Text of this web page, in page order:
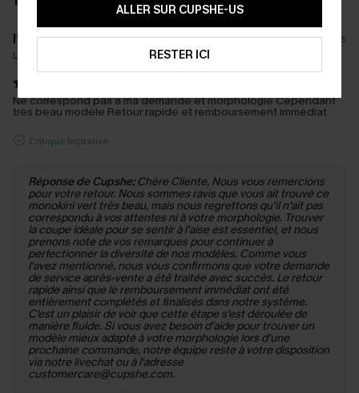
l****
13/06/2026
La taille achetée:
Ne correspond pas à ma demande et morphologie Cependant
très beau modèle Retour rapide et remboursement immédiat
Critique Incitative
Réponse de Cupshe: Chère Cliente, Nous vous remercions
pour votre retour. Nous sommes ravis que vous ait trouvé ce
monokini vert très beau, mais nous regrettons qu'il n'ait pas
correspondu à vos attentes ni à votre morphologie. Trouver
la coupe idéale pour se sentir à l'aise est essentiel, et nous
prenons note de vos remarques pour continuer à
perfectionner la diversité de nos modèles. Comme vous
l'avez mentionné, nous vous confirmons que votre demande
de service après-vente a été traitée avec succès. Le retour
rapide ainsi que le remboursement immédiat ont été
entièrement complétés et finalisés dans notre système.
C'est un plaisir de voir que cette étape s'est déroulée de
manière fluide. Si vous avez besoin d'aide pour trouver un
modèle mieux adapté à votre morphologie lors d'une
prochaine commande, notre équipe reste à votre disposition
via notre livechat ou à l'adresse
customercare@cupshe.com.
ALLER SUR CUPSHE-US
RESTER ICI